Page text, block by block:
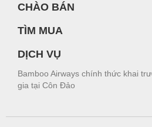
CHÀO BÁN
TÌM MUA
DỊCH VỤ
Bamboo Airways chính thức khai
gia tại Côn Đảo